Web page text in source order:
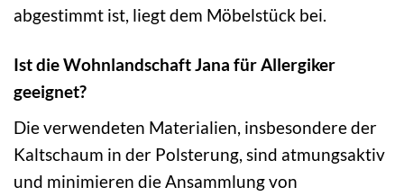
abgestimmt ist, liegt dem Möbelstück bei.
Ist die Wohnlandschaft Jana für Allergiker
geeignet?
Die verwendeten Materialien, insbesondere der
Kaltschaum in der Polsterung, sind atmungsaktiv
und minimieren die Ansammlung von